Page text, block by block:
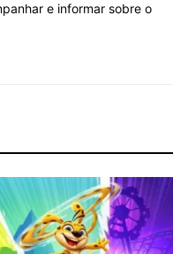
e informar sobre o